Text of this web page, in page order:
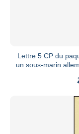
Lettre 5 CP du
un sous-marin